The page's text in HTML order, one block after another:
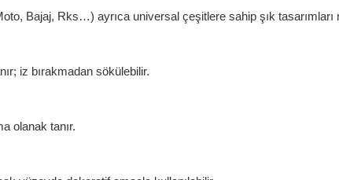
Bajaj, Rks…) ayrıca universal çeşitlere sahip şık tasarımları
iz bırakmadan sökülebilir.
olanak tanır.